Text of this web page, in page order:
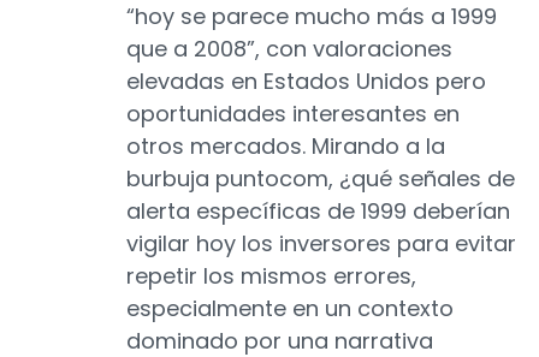
“hoy se parece mucho más a 1999
que a 2008”, con valoraciones
elevadas en Estados Unidos pero
oportunidades interesantes en
otros mercados. Mirando a la
burbuja puntocom, ¿qué señales de
alerta específicas de 1999 deberían
vigilar hoy los inversores para evitar
repetir los mismos errores,
especialmente en un contexto
dominado por una narrativa